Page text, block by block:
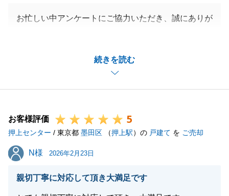
続きを読む
お忙しい中アンケートにご協力いただき、誠にありが
りサポートいただきました。」といった、身に余る光
栄なお言葉をいただき、大変感激しております。
H様の大切なご資産をご売却するという重要なミッシ
にとっても大きな自信となりました。
これまでのH様のご協力と、私を信頼して任せてくだ
さったことに、改めて深く感謝申し上げます。
お引渡しは完了いたしましたが、今後も不動産に関す
ることや、税務上の確認事項、あるいは周囲で不動産
お客様評価 5
押上センター / 東京都 墨田区 （押上駅）の 戸建て を ご売却
N様
N様 2026年2月23日
親切丁寧に対応して頂き大満足です